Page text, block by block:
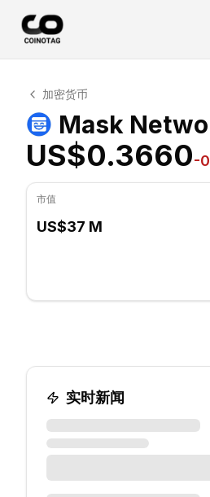
Mask Network 技术分析
加密货币
Mask
US$0.3660-
市值
US$37 M
实时新闻